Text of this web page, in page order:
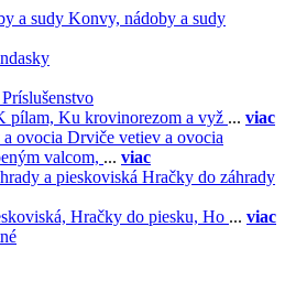
Konvy, nádoby a sudy
Príslušenstvo
pílam, Ku krovinorezom a vyž ... viac
Drviče vetiev a ovocia
valcom, ... viac
Hračky do záhrady
Hračky do piesku, Ho ... viac